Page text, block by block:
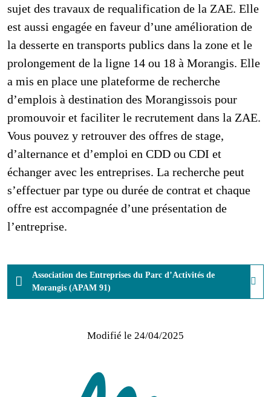
sujet des travaux de requalification de la ZAE. Elle
est aussi engagée en faveur d’une amélioration de
la desserte en transports publics dans la zone et le
prolongement de la ligne 14 ou 18 à Morangis. Elle
a mis en place une plateforme de recherche
d’emplois à destination des Morangissois pour
promouvoir et faciliter le recrutement dans la ZAE.
Vous pouvez y retrouver des offres de stage,
d’alternance et d’emploi en CDD ou CDI et
échanger avec les entreprises. La recherche peut
s’effectuer par type ou durée de contrat et chaque
offre est accompagnée d’une présentation de
l’entreprise.
Association des Entreprises du Parc d’Activités de
Morangis (APAM 91)
Modifié le 24/04/2025